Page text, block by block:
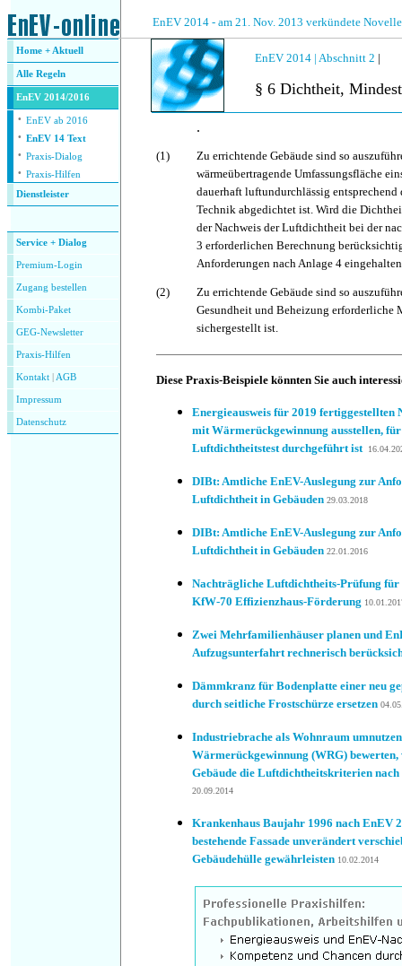
EnEV 2014 - am 21. Nov. 2013 verkündete
Home + Aktuell
Alle Regeln
EnEV 2014/2016
· EnEV ab 2016
· EnEV 14 Text
· Praxis-Dialog
· Praxis-Hilfen
Dienstleister
Service + Dialog
Premium-Login
Zugang bestellen
Kombi-Paket
GEG-Newsletter
Praxis-Hilfen
Kontakt AGB
Impressum
Datenschutz
EnEV 2014 | Abschnitt 2 |
§ 6 Dichtheit,
.
(1)
Zu errichtende Gebäude sind so
wärmeübertragende Umfassungsfläche
dauerhaft luftundurchlässig entsprechend
Technik abgedichtet ist. Wird die
der Nachweis der Luftdichtheit bei der
3 erforderlichen Berechnung
Anforderungen nach Anlage 4
(2)
Zu errichtende Gebäude sind so
Gesundheit und Beheizung erforderliche
sichergestellt ist.
Diese Praxis-Beispiele könnten Sie auch
Energieausweis für 2019 fertiggestellten
mit Wärmerückgewinnung ausstellen,
Luftdichtheitstest durchgeführt ist
DIBt: Amtliche EnEV-Auslegung zur
Luftdichtheit in Gebäuden 29.03.2018
DIBt: Amtliche EnEV-Auslegung zur
Luftdichtheit in Gebäuden 22.01.2016
Nachträgliche Luftdichtheits-Prüfung für
KfW-70 Effizienzhaus-Förderung
Zwei Mehrfamilienhäuser planen und
Aufzugsunterfahrt rechnerisch
Dämmkranz für Bodenplatte einer neu
durch seitliche Frostschürze ersetzen
Industriebrache als Wohnraum
Wärmerückgewinnung (WRG)
Gebäude die Luftdichtheitskriterien
20.09.2014
Krankenhaus Baujahr 1996 nach EnEV
bestehende Fassade unverändert
Gebäudehülle gewährleisten 10 .02.2014